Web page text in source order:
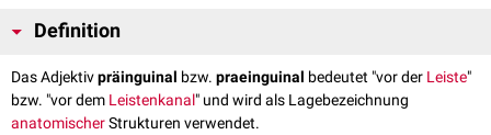
Definition
Das Adjektivpräinguinal bzw. praeinguinal bedeutet "vor der Leiste"
bzw. "vor dem Leistenkanal" und wird als Lagebezeichnung
anatomischerStrukturen verwendet.